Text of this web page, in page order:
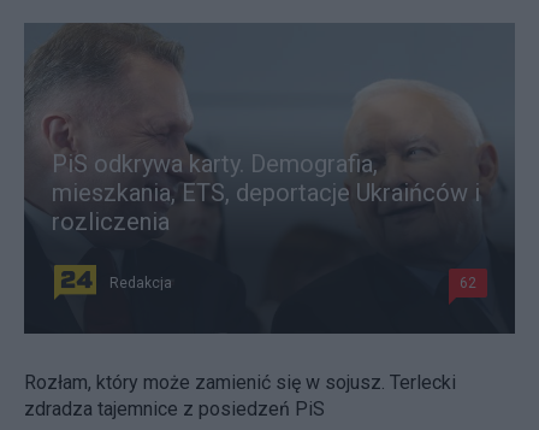
PiS odkrywa karty. Demografia,
mieszkania, ETS, deportacje Ukraińców i
rozliczenia
Redakcja 62
Rozłam, który może zamienić się w sojusz. Terlecki
zdradza tajemnice z posiedzeń PiS